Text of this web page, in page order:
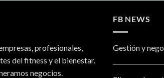
profesionales,
del fitness y el bienestar.
negocios.
FB NEWS
Gestión y